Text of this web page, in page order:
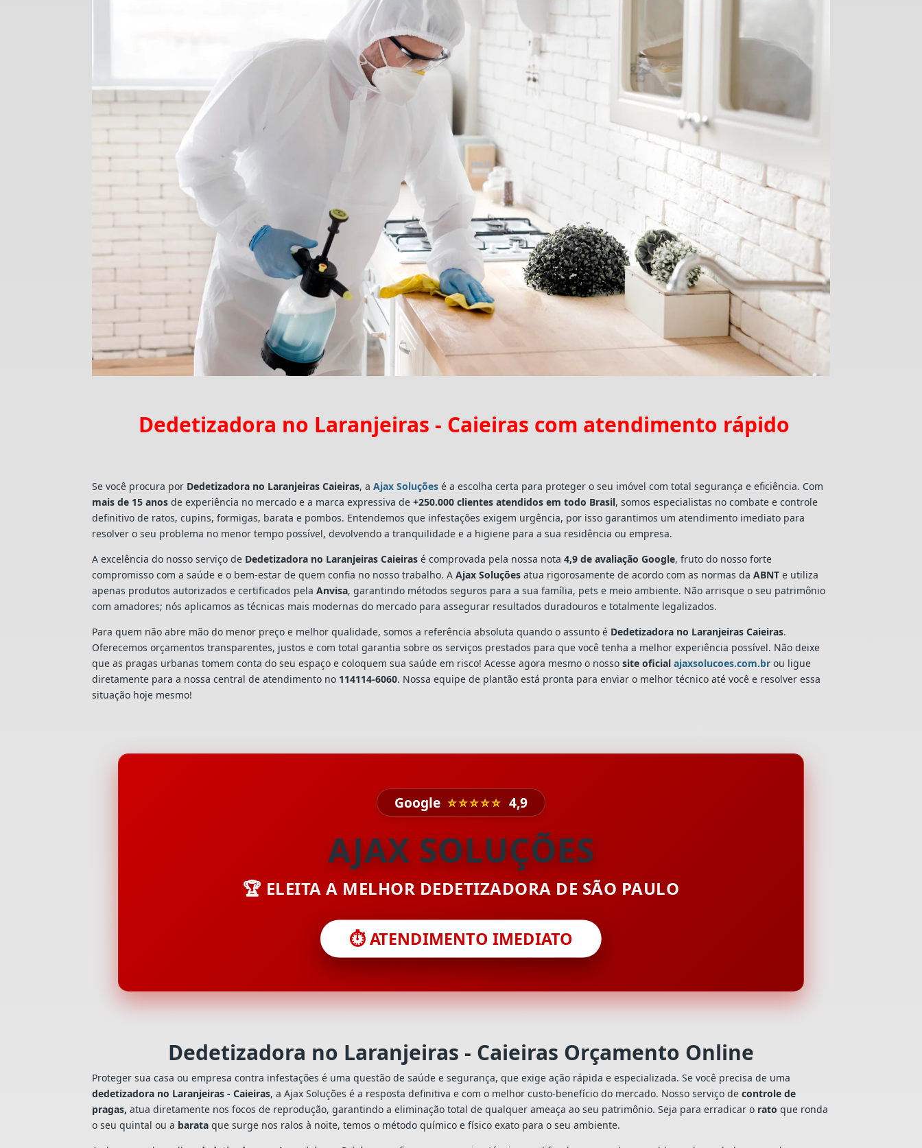
Dedetizadora no Laranjeiras - Caieiras com atendimento rápido
Se você procura por Dedetizadora no Laranjeiras Caieiras, aAjax Soluções é a escolha certa para proteger o seu imóvel com total segurança e eficiência. Com
mais de 15 anos de experiência no mercado e a marca expressiva de +250.000 clientes atendidos em todo Brasil, somos especialistas no combate e controle
definitivo de ratos, cupins, formigas, barata e pombos. Entendemos que infestações exigem urgência, por isso garantimos um atendimento imediato para
resolver o seu problema no menor tempo possível, devolvendo a tranquilidade e a higiene para a sua residência ou empresa.
A excelência do nosso serviço de Dedetizadora no Laranjeiras Caieiras é comprovada pela nossa nota 4,9 de avaliação Google, fruto do nosso forte
compromisso com a saúde e o bem-estar de quem confia no nosso trabalho. AAjax Soluções atua rigorosamente de acordo com as normas daABNT e utiliza
apenas produtos autorizados e certificados pelaAnvisa, garantindo métodos seguros para a sua família, pets e meio ambiente. Não arrisque o seu patrimônio
com amadores; nós aplicamos as técnicas mais modernas do mercado para assegurar resultados duradouros e totalmente legalizados.
Para quem não abre mão do menor preço e melhor qualidade, somos a referência absoluta quando o assunto é Dedetizadora no Laranjeiras Caieiras.
Oferecemos orçamentos transparentes, justos e com total garantia sobre os serviços prestados para que você tenha a melhor experiência possível. Não deixe
que as pragas urbanas tomem conta do seu espaço e coloquem sua saúde em risco! Acesse agora mesmo o nosso site oficialajaxsolucoes.com.br ou ligue
diretamente para a nossa central de atendimento no 114114-6060. Nossa equipe de plantão está pronta para enviar o melhor técnico até você e resolver essa
situação hoje mesmo!
Google ⭐⭐⭐⭐⭐ 4,9
AJAX SOLUÇÕES
🏆 ELEITA A MELHOR DEDETIZADORA DE SÃO PAULO
⏱️ ATENDIMENTO IMEDIATO
Dedetizadora no Laranjeiras - Caieiras Orçamento Online
Proteger sua casa ou empresa contra infestações é uma questão de saúde e segurança, que exige ação rápida e especializada. Se você precisa de uma
dedetizadora no Laranjeiras - Caieiras, a Ajax Soluções é a resposta definitiva e com o melhor custo-benefício do mercado. Nosso serviço decontrole de
pragas, atua diretamente nos focos de reprodução, garantindo a eliminação total de qualquer ameaça ao seu patrimônio. Seja para erradicar o rato que ronda
o seu quintal ou a barata que surge nos ralos à noite, temos o método químico e físico exato para o seu ambiente.